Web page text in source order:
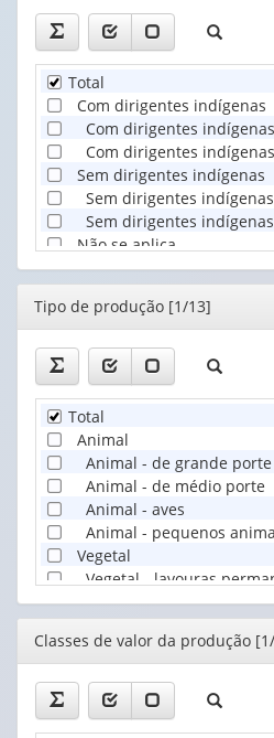
Total
Com dirigentes indígenas
Com dirigentes
Com dirigentes
Sem dirigentes indígenas
Sem dirigentes
Sem dirigentes
Não se aplica
Editor
Tipo de produção [1/13]
Total
Animal
Animal - de grande porte
Animal - de médio porte
Animal - aves
Animal - pequenos
Vegetal
Vegetal - lavouras
Vegetal - lavouras
Vegetal - horticultura
Vegetal - floricultura
Vegetal - silvicultura
Vegetal - extração vegetal
Editor
Classes de valor da produção